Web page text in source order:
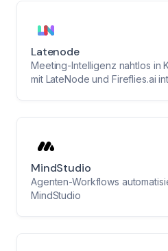
Latenode
Meeting-Intelligenz nahtlos in
mit LateNode und Fireflies.ai
MindStudio
Agenten-Workflows
MindStudio